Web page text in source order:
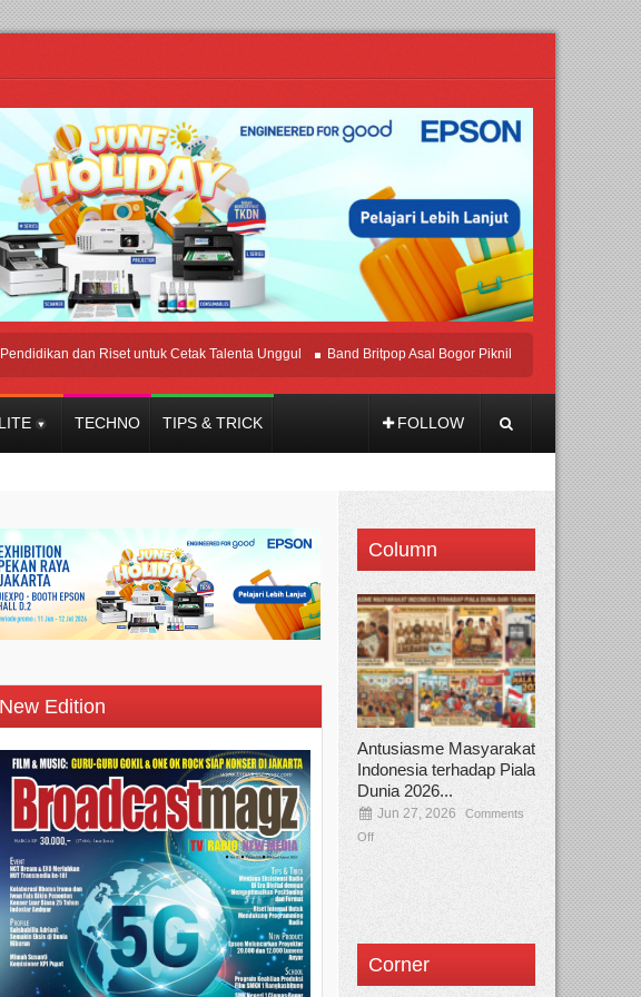
dan Riset untuk Cetak Talenta Unggul Band Britpop Asal Bogor Piknik Rilis Mini Album “Astrometri”
TECHNO TIPS & TRICK FOLLOW
New Edition
Column
Antusiasme Masyarakat
Indonesia terhadap Piala
Dunia 2026...
Jun 27, 2026
Comments
Off
Corner